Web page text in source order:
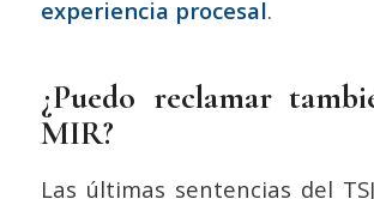
experiencia procesal.
¿Puedo reclamar
MIR?
Las últimas sentencias del